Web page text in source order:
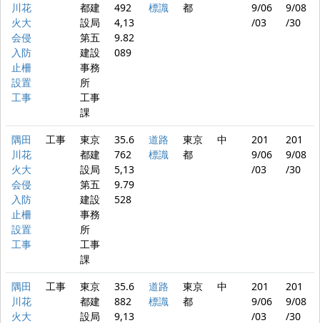
川花
火大
会侵
入防
止柵
設置
工事
都建
設局
第五
建設
事務
所
工事
課
492
4,13
9.82
089
標識
都
9/06
/03
9/08
/30
隅田
川花
火大
会侵
入防
止柵
設置
工事
工事
東京
都建
設局
第五
建設
事務
所
工事
課
35.6
762
5,13
9.79
528
道路
標識
東京
都
中
201
9/06
/03
201
9/08
/30
隅田
川花
火大
工事
東京
都建
設局
35.6
882
9,13
道路
標識
東京
都
中
201
9/06
/03
201
9/08
/30